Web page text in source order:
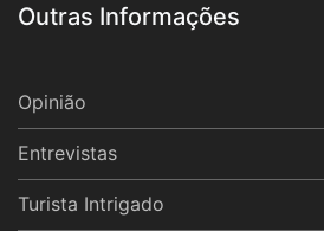
Outras Informações
Opinião
Entrevistas
Turista Intrigado